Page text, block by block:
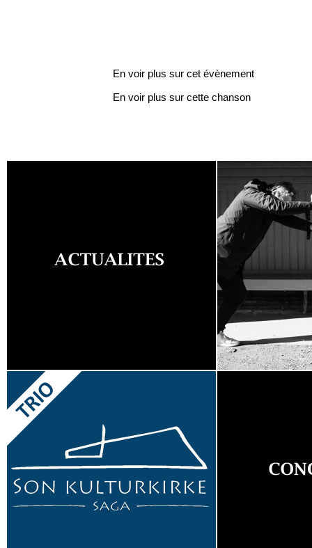
En voir plus sur cet évènement
En voir plus sur cette chanson